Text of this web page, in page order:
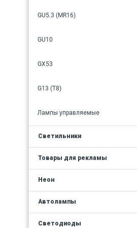
GU5.3 (MR16)
GU10
GX53
G13 (T8)
Лампы управляемые
Светильники
Товары для рекламы
Неон
Автолампы
Светодиоды